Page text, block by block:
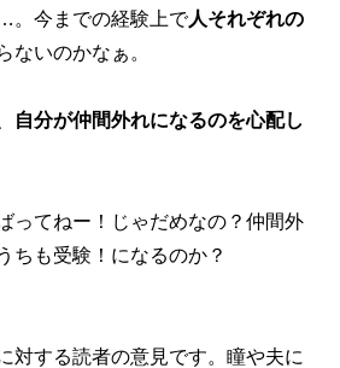
。今までの経験上で人それぞれの
ないのかなぁ。
自分が仲間外れになるのを心配し
ってねー！じゃだめなの？仲間外
ちも受験！になるのか？
対する読者の意見です。瞳や夫に